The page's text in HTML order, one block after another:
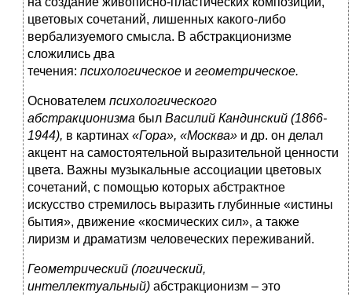
цветовых сочетаний, лишенных какого-либо
вербализуемого смысла. В абстракционизме
сложились два
течения: психологическое и геометрическое.
Основателем психологического
абстракционизма был Василий Кандинский (1866-
1944), в картинах «Гора», «Москва» и др. он делал
акцент на самостоятельной выразительной ценности
цвета. Важны музыкальные ассоциации цветовых
сочетаний, с помощью которых абстрактное
искусство стремилось выразить глубинные «истины
бытия», движение «космических сил», а также
лиризм и драматизм человеческих переживаний.
Геометрический (логический,
интеллектуальный) абстракционизм – это